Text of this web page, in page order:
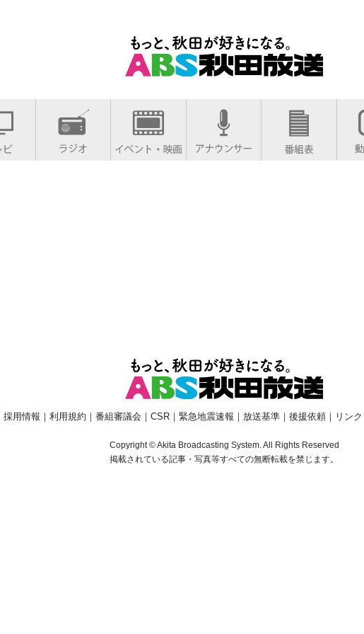
採用情報 ｜ 利用規約 ｜ 番組審議会 ｜ CSR｜ 緊急地震速報 ｜ 放送基準｜ 後援依頼｜ リンク
Copyright © Akita Broadcasting System. All Rights Reserved
掲載されている記事・写真等すべての無断転載を禁じます。